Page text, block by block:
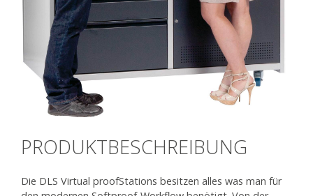
PRODUKTBESCHREIBUNG
Die DLS Virtual proofStations besitzen alles was man für